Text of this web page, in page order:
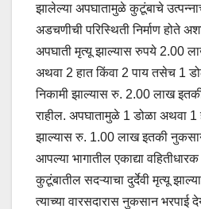
झालेल्या अपघातामुळे कुटूंबाचे
अडचणीची परिस्थिती निर्माण होते
अपघाती मृत्यू झाल्यास रुपये 2.00
अथवा 2 हात किंवा 2 पाय तसेच 1
निकामी झाल्यास रु. 2.00 लाख
राहील. अपघातामुळे 1 डोळा अथवा 1
झाल्यास रु. 1.00 लाख इतकी
आपल्या भागातील एकाद्या
कुटूंबातील सदऱ्याचा दुर्देवी मृत्यू
त्याच्या वारसदारास नुकसान भरपाई